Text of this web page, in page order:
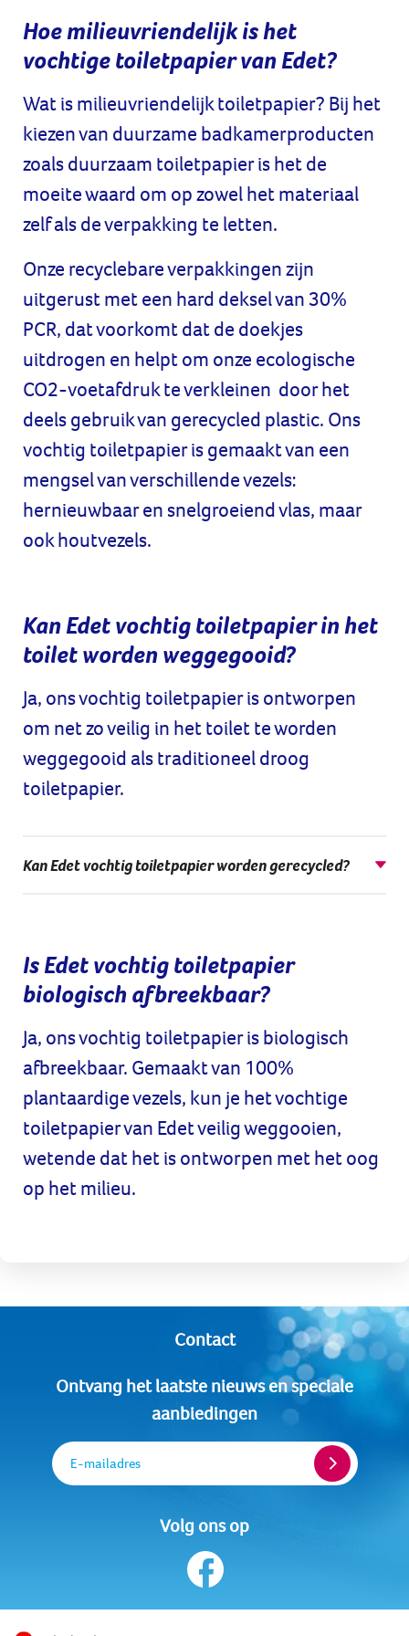
Hoe milieuvriendelijk is het
vochtige toiletpapier van Edet?
Wat is milieuvriendelijk toiletpapier? Bij het
kiezen van duurzame badkamerproducten
zoals duurzaam toiletpapier is het de
moeite waard om op zowel het materiaal
zelf als de verpakking te letten.
Onze recyclebare verpakkingen zijn
uitgerust met een hard deksel van 30%
PCR, dat voorkomt dat de doekjes
uitdrogen en helpt om onze ecologische
CO2-voetafdruk te verkleinen door het
deels gebruik van gerecycled plastic. Ons
vochtig toiletpapier is gemaakt van een
mengsel van verschillende vezels:
hernieuwbaar en snelgroeiend vlas, maar
ook houtvezels.
Kan Edet vochtig toiletpapier in het
toilet worden weggegooid?
Ja, ons vochtig toiletpapier is ontworpen
om net zo veilig in het toilet te worden
weggegooid als traditioneel droog
toiletpapier.
Kan Edet vochtig toiletpapier worden gerecycled?
Is Edet vochtig toiletpapier
biologisch afbreekbaar?
Ja, ons vochtig toiletpapier is biologisch
afbreekbaar. Gemaakt van 100%
plantaardige vezels, kun je het vochtige
toiletpapier van Edet veilig weggooien,
wetende dat het is ontworpen met het oog
op het milieu.
Contact
Ontvang het laatste nieuws en speciale
aanbiedingen
E-mailadres
Volg ons op